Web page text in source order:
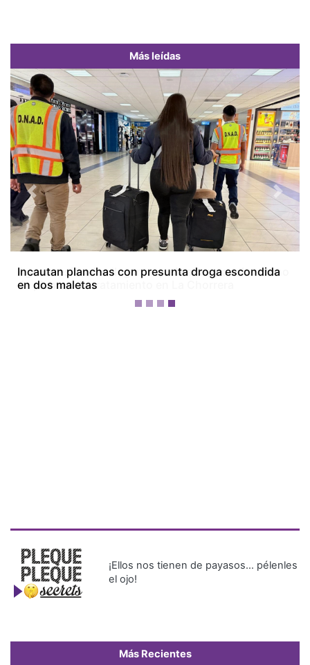
Más leídas
Aguas residuales llegan a quebradas por abandono
de plantas de tratamiento en La Chorrera
Previous Next
¡Ellos nos tienen de payasos… pélenles
el ojo!
Más Recientes